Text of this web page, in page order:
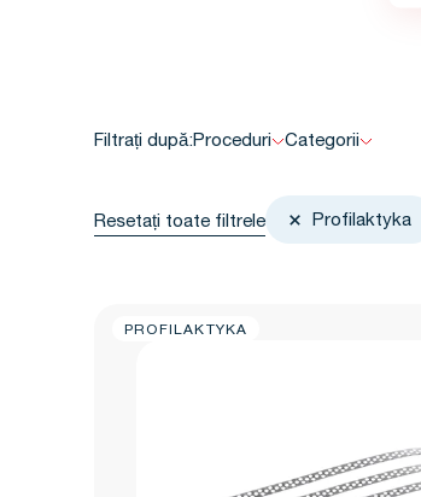
Filtrați după: Proceduri Categorii
Resetați toate filtrele Profilaktyka
PROFILAKTYKA